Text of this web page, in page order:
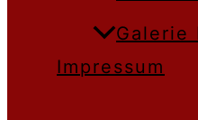
Galerie
Impressum